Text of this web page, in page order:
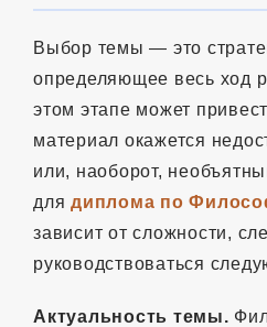
Выбор темы — это
определяющее весь ход
этом этапе может
материал окажется
или, наоборот,
для диплома по
зависит от сложности,
руководствоваться
Актуальность темы.